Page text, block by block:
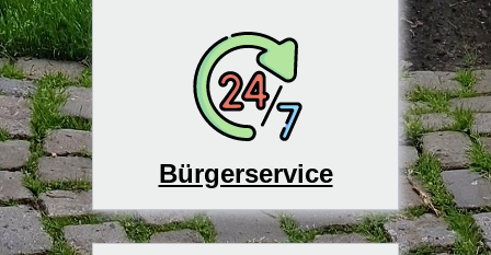
Bürgerservice